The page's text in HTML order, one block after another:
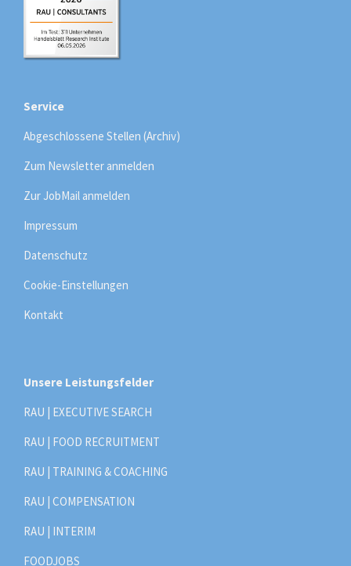
Service
Abgeschlossene Stellen (Archiv)
Zum Newsletter anmelden
Zur JobMail anmelden
Impressum
Datenschutz
Cookie-Einstellungen
Kontakt
Unsere Leistungsfelder
RAU | EXECUTIVE SEARCH
RAU | FOOD RECRUITMENT
RAU | TRAINING & COACHING
RAU | COMPENSATION
RAU | INTERIM
FOODJOBS